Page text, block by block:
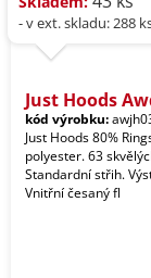
- v ext. skladu: 288
Just Hoods
kód výrobku:
Just Hoods 80%
polyester. 63
Standardní střih.
Vnitřní česaný fl